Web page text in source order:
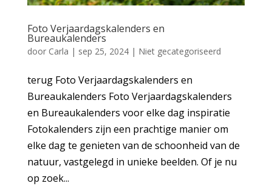
Foto Verjaardagskalenders en
Bureaukalenders
door Carla | sep 25, 2024| Niet gecategoriseerd
terug Foto Verjaardagskalenders en
Bureaukalenders Foto Verjaardagskalenders
en Bureaukalenders voor elke dag inspiratie
Fotokalenders zijn een prachtige manier om
elke dag te genieten van de schoonheid van de
natuur, vastgelegd in unieke beelden. Of je nu
op zoek...